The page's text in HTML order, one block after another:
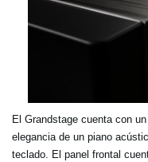
El Grandstage cuenta con
elegancia de un piano
teclado. El panel frontal